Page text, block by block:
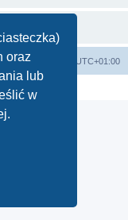
oraz
lub
w
Strefa czasowa UTC+01:00
© phpBB Limited